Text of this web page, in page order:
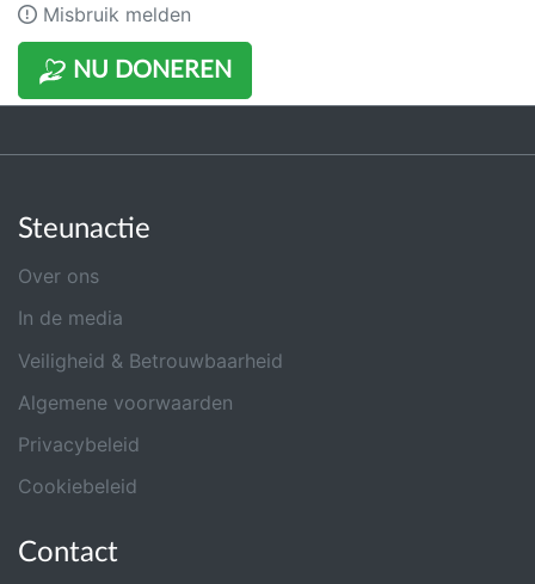
NU DONEREN
Misbruik melden
Steunactie
Over ons
In de media
Veiligheid & Betrouwbaarheid
Algemene voorwaarden
Privacybeleid
Cookiebeleid
Contact